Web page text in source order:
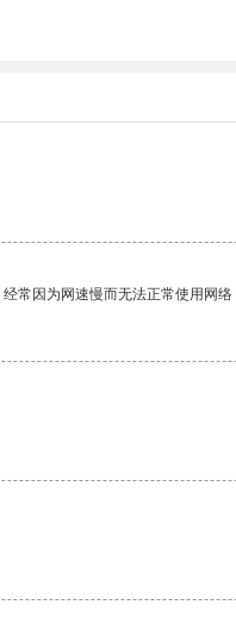
因为网速慢而无法正常使用网络